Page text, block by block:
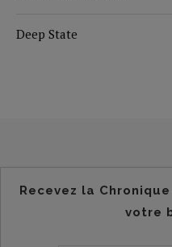
Deep State
Recevez la
votre